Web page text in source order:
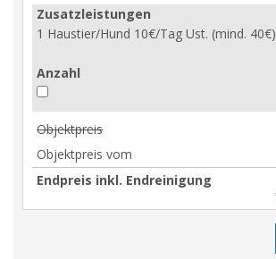
Zusatzleistungen
1 Haustier/Hund 10€/Tag Ust. (mind. 40€)
Anzahl
Objektpreis
Objektpreis vom
Endpreis inkl. Endreinigung